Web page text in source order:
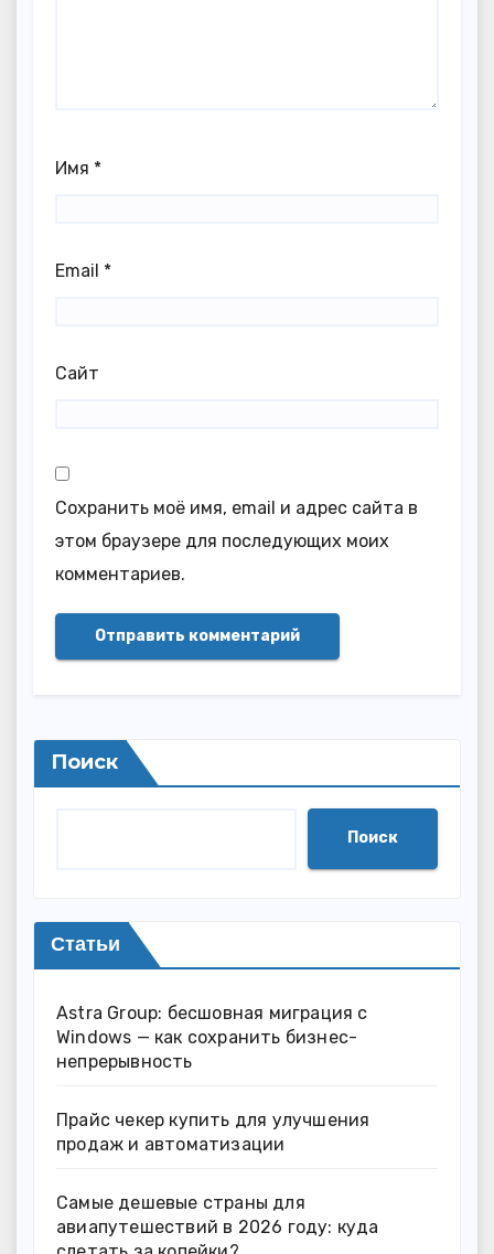
Имя *
Email *
Сайт
Сохранить моё имя, email и адрес сайта в
этом браузере для последующих моих
комментариев.
Поиск
Поиск
Статьи
Astra Group: бесшовная миграция с
Windows — как сохранить бизнес-
непрерывность
Прайс чекер купить для улучшения
продаж и автоматизации
Самые дешевые страны для
авиапутешествий в 2026 году: куда